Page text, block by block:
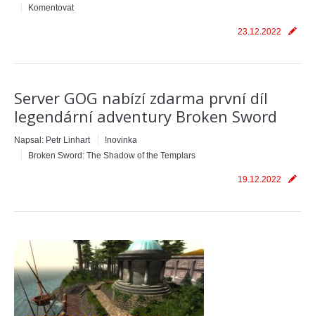
Komentovat
23.12.2022
Server GOG nabízí zdarma první díl
legendární adventury Broken Sword
Napsal: Petr Linhart
!novinka
Broken Sword: The Shadow of the Templars
19.12.2022